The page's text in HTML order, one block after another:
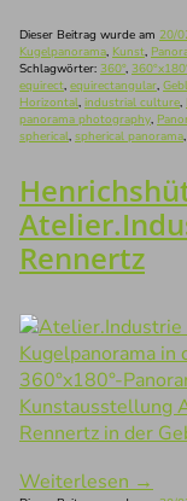
Dieser Beitrag wurde am 20/
Kugelpanorama, Kunst,
Schlagwörter: 360°,
equirect, equirectangular,
Horizontal, industrial culture,
panorama photography,
spherical, spherical panorama,
Rennertz
360°x180°-
Kunstausstellung
Rennertz in der
Weiterlesen →